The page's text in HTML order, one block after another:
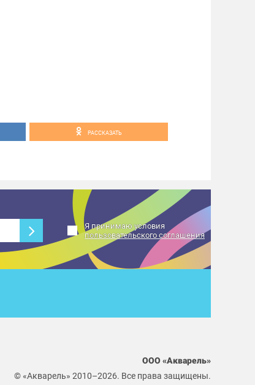
РАССКАЗАТЬ
Я принимаю условия
пользовательского соглашения
ООО «Акварель»
© «Акварель» 2010–2026. Все права защищены.